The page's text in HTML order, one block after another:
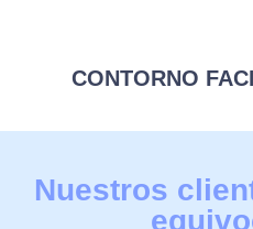
CONTORNO
Nuestros